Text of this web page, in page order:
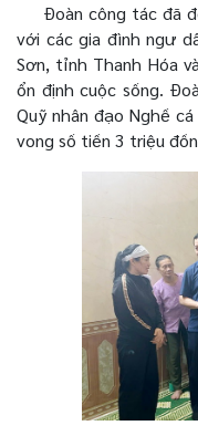
Đoàn công tác đã
với các gia đình ngư
Sơn, tỉnh Thanh Hóa
ổn định cuộc sống.
Quỹ nhân đạo Nghề
vong số tiền 3 triệu